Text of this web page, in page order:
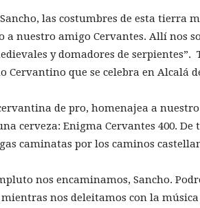
las costumbres de esta tierra
a nuestro amigo Cervantes. Allí nos
y domadores de
Cervantino que se celebra en Alcalá
de pro, homenajea a
cerveza: Enigma Cervantes 400.
caminatas por los caminos
nos encaminamos, Sancho.
nos deleitamos con la